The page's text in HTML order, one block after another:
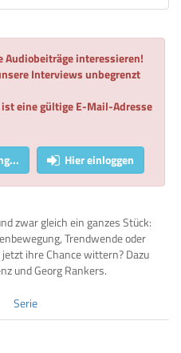
Audiobeiträge interessieren!
Interviews unbegrenzt
eine gültige E-Mail-Adresse
Hier einloggen
zwar gleich ein ganzes Stück:
Trendwende oder
ihre Chance wittern? Dazu
und Georg Rankers.
Serie